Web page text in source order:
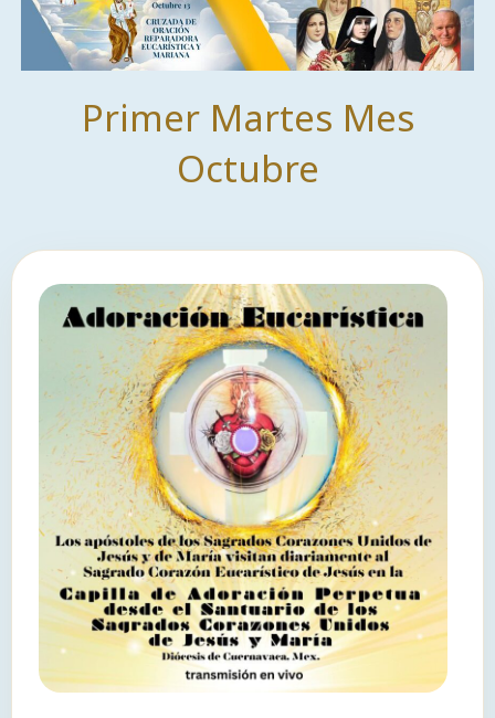
Primer Martes Mes
Octubre